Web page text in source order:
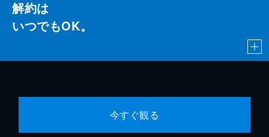
解約は
いつでもOK。
今すぐ観る